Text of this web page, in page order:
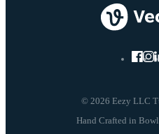
© 2026 Eezy LLC